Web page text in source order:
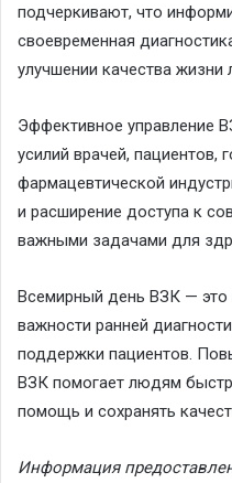
подчеркивают, что
своевременная
улучшении качества
Эффективное управление
усилий врачей, пациентов,
фармацевтической
и расширение доступа к
важными задачами для
Всемирный день ВЗК —
важности ранней
поддержки пациентов.
ВЗК помогает людям
помощь и сохранять
Информация